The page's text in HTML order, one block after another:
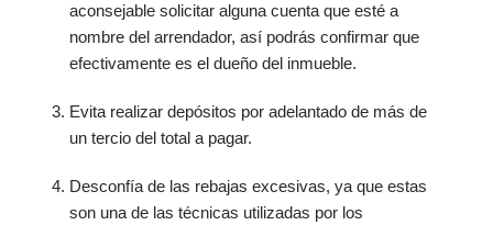
aconsejable solicitar alguna cuenta que esté a
nombre del arrendador, así podrás confirmar que
efectivamente es el dueño del inmueble.
Evita realizar depósitos por adelantado de más de
un tercio del total a pagar.
Desconfía de las rebajas excesivas, ya que estas
son una de las técnicas utilizadas por los